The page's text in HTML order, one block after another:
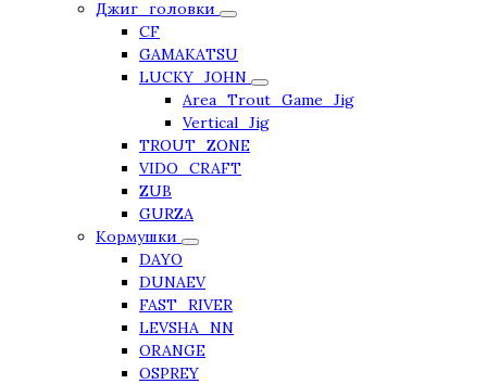
Джиг_головки
CF
GAMAKATSU
LUCKY_JOHN
Area_Trout_Game_Jig
Vertical_Jig
TROUT_ZONE
VIDO_CRAFT
ZUB
GURZA
Кормушки
DAYO
DUNAEV
FAST_RIVER
LEVSHA_NN
ORANGE
OSPREY